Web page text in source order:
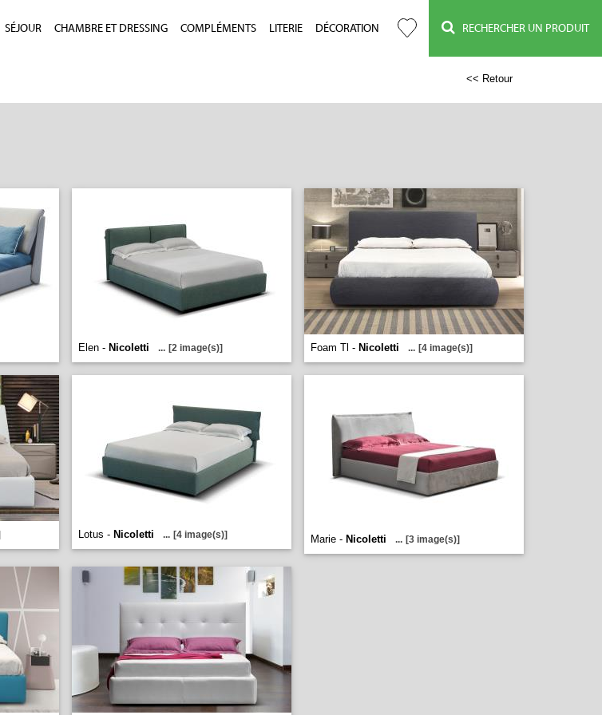
SÉJOUR CHAMBRE ET DRESSING COMPLÉMENTS LITERIE DÉCORATION RECHERCHER UN PRODUIT
<< Retour
Elen - Nicoletti ... [2 image(s)] Foam Tl - Nicoletti ... [4 image(s)]
Lotus - Nicoletti ... [4 image(s)] Marie - Nicoletti ... [3 image(s)]